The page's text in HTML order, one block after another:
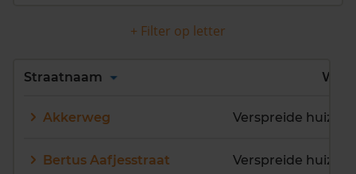
+ Filter op letter
Alles
Q
R S U
V
Straatnaam Wijk
Akkerweg Verspreide huizen
Bertus Aafjesstraat Verspreide huizen